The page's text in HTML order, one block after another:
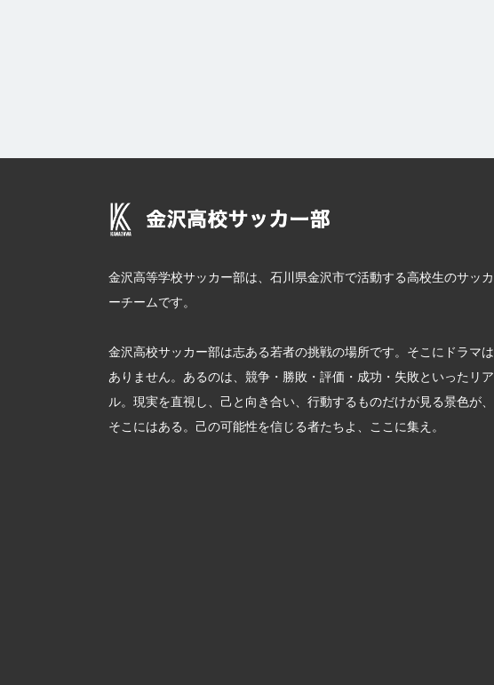
金沢高等学校サッカー部は、石川県金沢市で活動する高校生のサッカ
ーチームです。
金沢高校サッカー部は志ある若者の挑戦の場所です。そこにドラマは
ありません。あるのは、競争・勝敗・評価・成功・失敗といったリア
ル。現実を直視し、己と向き合い、行動するものだけが見る景色が、
そこにはある。己の可能性を信じる者たちよ、ここに集え。